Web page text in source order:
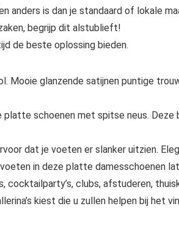
anders is dan je standaard of lokale
begrijp dit alstublieft!
de beste oplossing bieden.
Mooie glanzende satijnen puntige
schoenen met spitse neus.
dat je voeten er slanker uitzien.
in deze platte damesschoenen
clubs, afstuderen,
kiest die u zullen helpen bij het